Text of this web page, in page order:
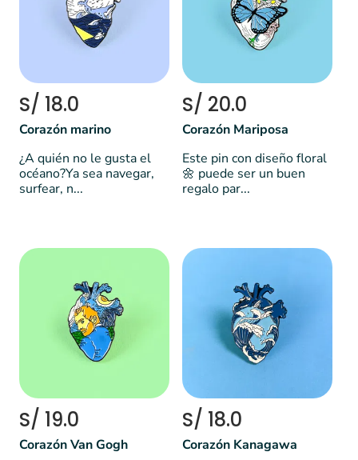
S/ 18.0
Corazón marino
¿A quién no le gusta el
océano?Ya sea navegar,
surfear, n...
S/ 20.0
Corazón Mariposa
Este pin con diseño floral
🌼 puede ser un buen
regalo par...
S/ 19.0
Corazón Van Gogh
S/ 18.0
Corazón Kanagawa